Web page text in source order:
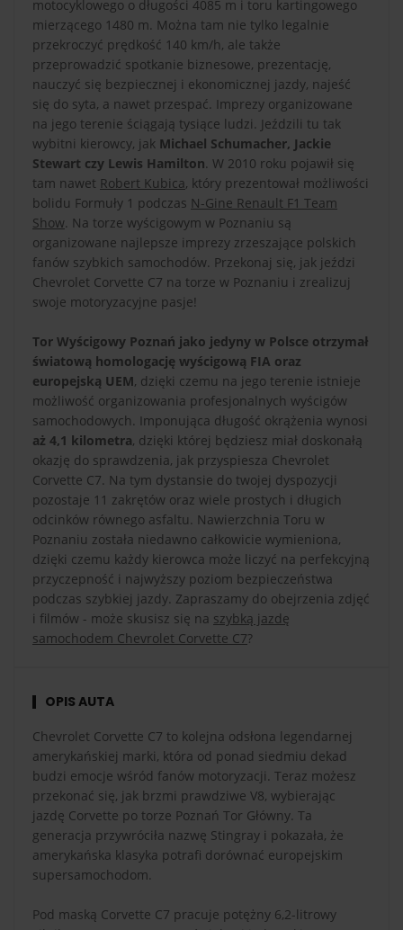
motocyklowego o długości 4085 m i toru kartingowego
mierzącego 1480 m. Można tam nie tylko legalnie
przekroczyć prędkość 140 km/h, ale także
przeprowadzić spotkanie biznesowe, prezentację,
nauczyć się bezpiecznej i ekonomicznej jazdy, najeść
się do syta, a nawet przespać. Imprezy organizowane
na jego terenie ściągają tysiące ludzi. Jeździli tu tak
wybitni kierowcy, jak Michael Schumacher, Jackie
Stewart czy Lewis Hamilton. W 2010 roku pojawił się
tam nawet Robert Kubica, który prezentował możliwości
bolidu Formuły 1 podczas N-Gine Renault F1 Team
Show. Na torze wyścigowym w Poznaniu są
organizowane najlepsze imprezy zrzeszające polskich
fanów szybkich samochodów. Przekonaj się, jak jeździ
Chevrolet Corvette C7 na torze w Poznaniu i zrealizuj
swoje motoryzacyjne pasje!
Tor Wyścigowy Poznań jako jedyny w Polsce otrzymał
światową homologację wyścigową FIA oraz
europejską UEM, dzięki czemu na jego terenie istnieje
możliwość organizowania profesjonalnych wyścigów
samochodowych. Imponująca długość okrążenia wynosi
aż 4,1 kilometra, dzięki której będziesz miał doskonałą
okazję do sprawdzenia, jak przyspiesza Chevrolet
Corvette C7. Na tym dystansie do twojej dyspozycji
pozostaje 11 zakrętów oraz wiele prostych i długich
odcinków równego asfaltu. Nawierzchnia Toru w
Poznaniu została niedawno całkowicie wymieniona,
dzięki czemu każdy kierowca może liczyć na perfekcyjną
przyczepność i najwyższy poziom bezpieczeństwa
podczas szybkiej jazdy. Zapraszamy do obejrzenia zdjęć
i filmów - może skusisz się na szybką jazdę
samochodem Chevrolet Corvette C7?
OPIS AUTA
Chevrolet Corvette C7 to kolejna odsłona legendarnej
amerykańskiej marki, która od ponad siedmiu dekad
budzi emocje wśród fanów motoryzacji. Teraz możesz
przekonać się, jak brzmi prawdziwe V8, wybierając
jazdę Corvette po torze Poznań Tor Główny. Ta
generacja przywróciła nazwę Stingray i pokazała, że
amerykańska klasyka potrafi dorównać europejskim
supersamochodom.
Pod maską Corvette C7 pracuje potężny 6,2-litrowy